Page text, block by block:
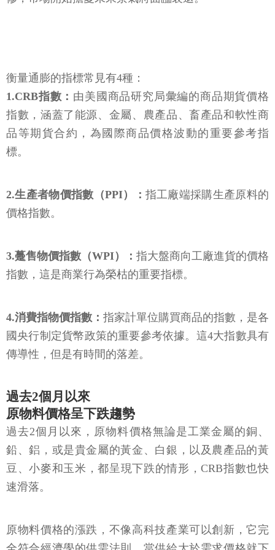
衡量通膨的指標常見有4種：
1.CRB指數： 由美國商品研究局彙編的商品期貨價格
指數，涵蓋了能源、金屬、農產品、畜產品和軟性商
品等期貨合約，為國際商品價格波動的重要參考指
標。
2.生產者物價指數（PPI）： 指工廠端採購生產原料的
價格指數。
3.躉售物價指數（WPI）： 指大盤商向工廠進貨的價格
指數，這是商業行為榮枯的重要指標。
4.消費指物價指數： 指家計單位購買商品的指數，是各
國央行制定貨幣政策的重要參考依據。這4大指數具有
傳導性，但是有時間的落差。
過去2個月以來
原物料價格呈下跌趨勢
過去2個月以來，原物料價格無論是工業金屬的銅、
鉛、鋁，或是貴金屬的黃金、白銀，以及農產品的黃
豆、小麥和玉米，都呈現下跌的情形，CRB指數也快
速滑落。
原物料價格的漲跌，不像高科技產業可以創新，它完